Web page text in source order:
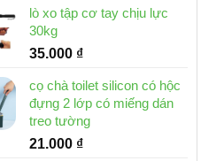
lò xo tập cơ tay chịu lực
30kg
35.000 ₫
cọ chà toilet silicon có hộc
đựng 2 lớp có miếng dán
treo tường
21.000 ₫